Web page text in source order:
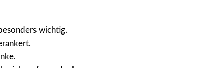
wichtig.